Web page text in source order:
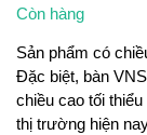
Còn hàng
Sản phẩm có
Đặc biệt, bàn
chiều cao tối
thị trường hiện